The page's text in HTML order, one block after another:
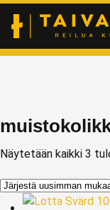
Näytetään kaikki 3